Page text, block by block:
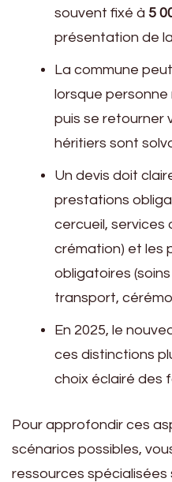
souvent fixé à 5
présentation de
La commune
lorsque personne
puis se retourner
héritiers sont
Un devis doit
prestations
cercueil, services
crémation) et les
obligatoires
transport,
En 2025, le
ces distinctions
choix éclairé des
Pour approfondir ces
scénarios possibles,
ressources spécialisées